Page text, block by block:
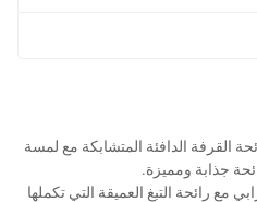
القرفة الدافئة المتشابكة مع لمسة
جذابة ومميزة.
مع رائحة التبغ العميقة التي تكملها